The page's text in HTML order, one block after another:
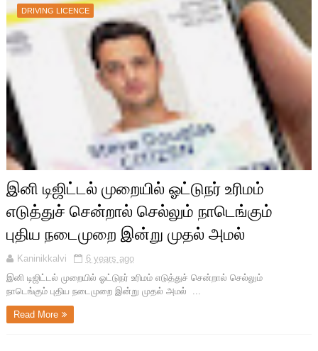
DRIVING LICENCE
இனி டிஜிட்டல் முறையில் ஓட்டுநர் உரிமம்
எடுத்துச் சென்றால் செல்லும் நாடெங்கும்
புதிய நடைமுறை இன்று முதல் அமல்
Kaninikkalvi
6 years ago
இனி டிஜிட்டல் முறையில் ஓட்டுநர் உரிமம் எடுத்துச் சென்றால் செல்லும்
நாடெங்கும் புதிய நடைமுறை இன்று முதல் அமல் ...
Read More